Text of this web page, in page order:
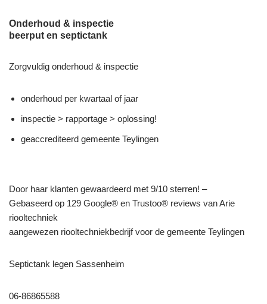
Onderhoud & inspectie
beerput en septictank
Zorgvuldig onderhoud & inspectie
onderhoud per kwartaal of jaar
inspectie > rapportage > oplossing!
geaccrediteerd gemeente Teylingen
Door haar klanten gewaardeerd met 9/10 sterren! –
Gebaseerd op 129 Google® en Trustoo® reviews van Arie
riooltechniek
aangewezen riooltechniekbedrijf voor de gemeente Teylingen
Septictank legen Sassenheim
06-86865588